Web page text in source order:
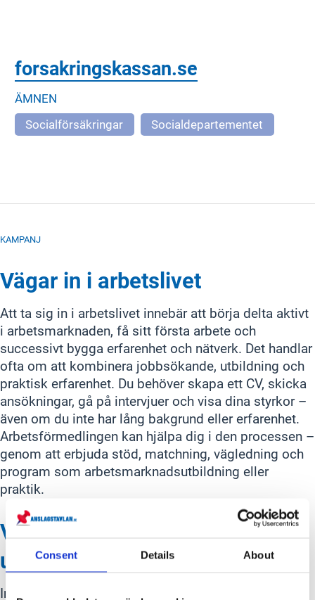
Consent Details About
forsakringskassan.se
ÄMNEN
Socialförsäkringar
Socialdepartementet
KAMPANJ
Vägar in i arbetslivet
Att ta sig in i arbetslivet innebär att börja delta aktivt
i arbetsmarknaden, få sitt första arbete och
successivt bygga erfarenhet och nätverk. Det handlar
ofta om att kombinera jobbsökande, utbildning och
praktisk erfarenhet. Du behöver skapa ett CV, skicka
ansökningar, gå på intervjuer och visa dina styrkor –
även om du inte har lång bakgrund eller erfarenhet.
Arbetsförmedlingen kan hjälpa dig i den processen –
genom att erbjuda stöd, matchning, vägledning och
program som arbetsmarknadsutbildning eller
praktik.
Viktigt att tänka på inför
utlandsresa
Inför en utlandsresa är det klokt att förbereda sig